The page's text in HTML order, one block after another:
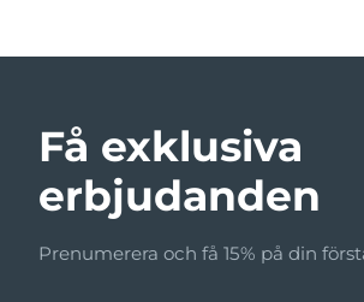
Få exklusiva
erbjudanden
Prenumerera och få 15% på din